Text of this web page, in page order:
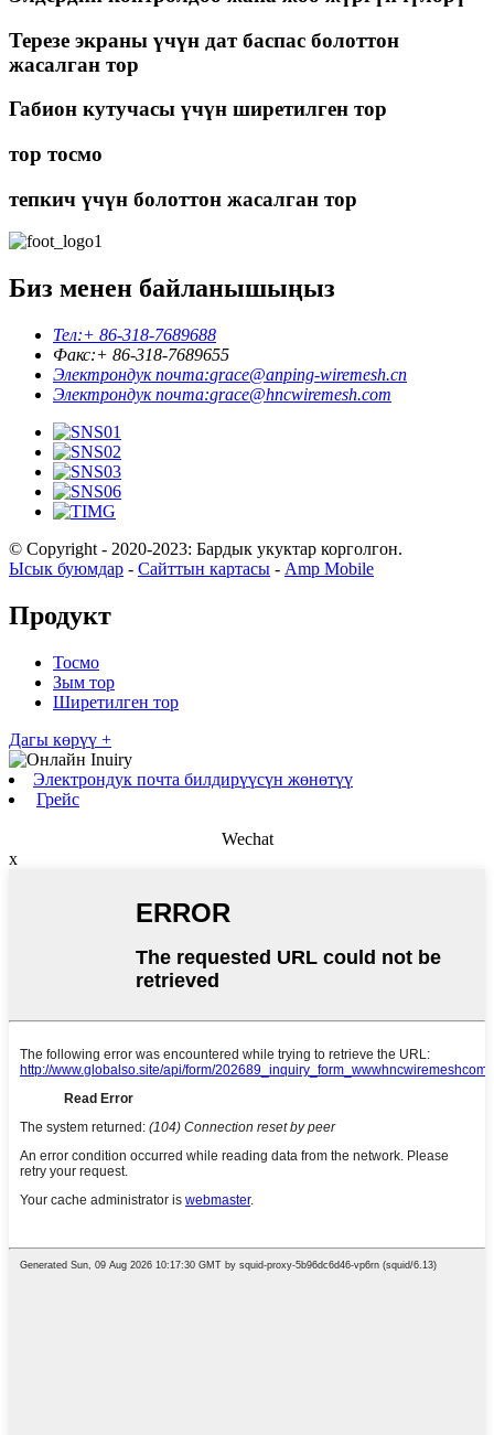
Терезе экраны үчүн дат баспас болоттон
жасалган тор
Габион кутучасы үчүн ширетилген тор
тор тосмо
тепкич үчүн болоттон жасалган тор
Биз менен байланышыңыз
Тел:+ 86-318-7689688
Факс:+ 86-318-7689655
Электрондук почта:grace@anping-wiremesh.cn
Электрондук почта:grace@hncwiremesh.com
© Copyright - 2020-2023: Бардык укуктар корголгон.
Ысык буюмдар - Сайттын картасы - Amp Mobile
Продукт
Тосмо
Зым тор
Ширетилген тор
Дагы көрүү +
Электрондук почта билдирүүсүн жөнөтүү
Грейс
Wechat
x